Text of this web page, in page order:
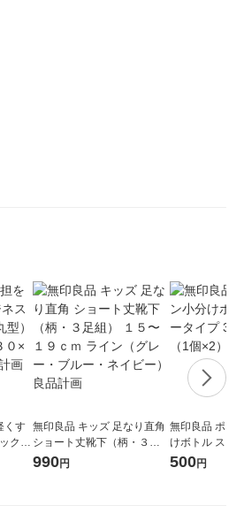
くす
クサ
６×
良品
無印良品 キッズ 足なり直角
ショート丈靴下（柄・３足
組） １５〜１９ｃｍ ライン
990円
無印良品 ポリ
けボトル スプ
mL 1セット（
500円